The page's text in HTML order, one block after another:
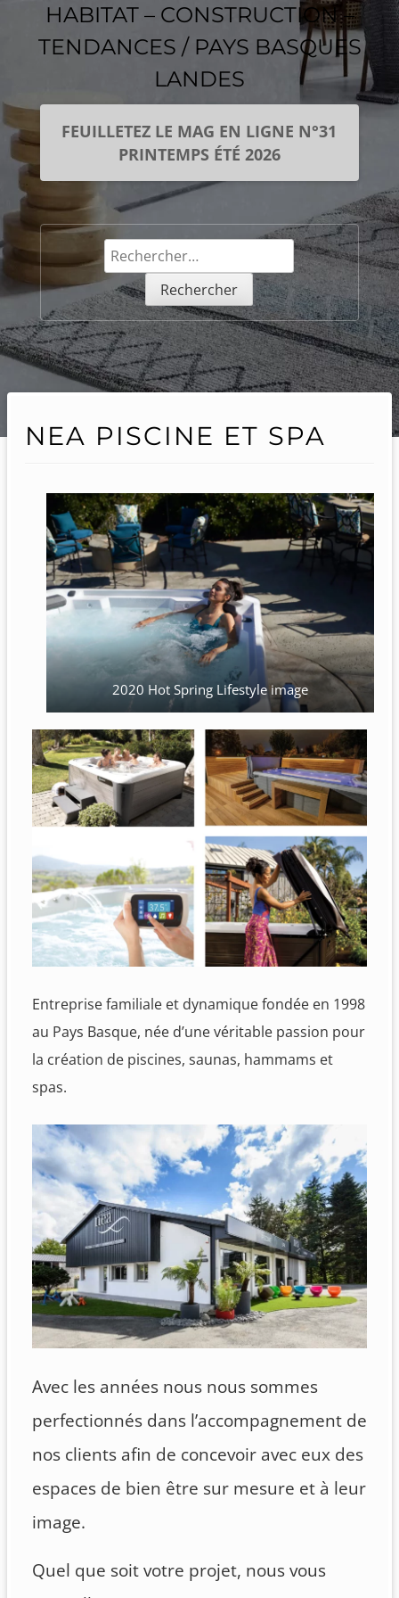
HABITAT – CONSTRUCTION –
TENDANCES / PAYS BASQUES
LANDES
FEUILLETEZ LE MAG EN LIGNE N°31
PRINTEMPS ÉTÉ 2026
Rechercher :
NEA PISCINE ET SPA
2020 Hot Spring Lifestyle image
Entreprise familiale et dynamique fondée en 1998
au Pays Basque, née d’une véritable passion pour
la création de piscines, saunas, hammams et
spas.
Avec les années nous nous sommes
perfectionnés dans l’accompagnement de
nos clients afin de concevoir avec eux des
espaces de bien être sur mesure et à leur
image.
Quel que soit votre projet, nous vous